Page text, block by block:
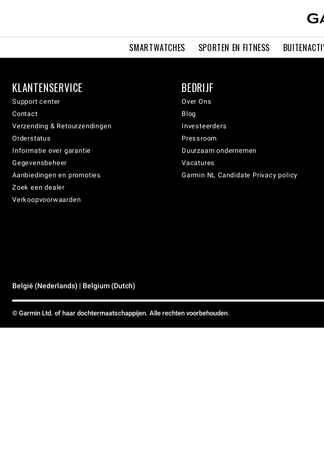
SMARTWATCHES SPORTEN EN FITNESS
KLANTENSERVICE
Support center
Contact
Verzending & Retourzendingen
Orderstatus
Informatie over garantie
Gegevensbeheer
Aanbiedingen en promoties
Zoek een dealer
Verkoopvoorwaarden
BEDRIJF
Over Ons
Blog
Investeerders
Pressroom
Duurzaam ondernemen
Vacatures
Garmin NL Candidate Privacy policy
België (Nederlands) | Belgium (Dutch)
© Garmin Ltd. of haar dochtermaatschappijen. Alle rechten voorbehouden.